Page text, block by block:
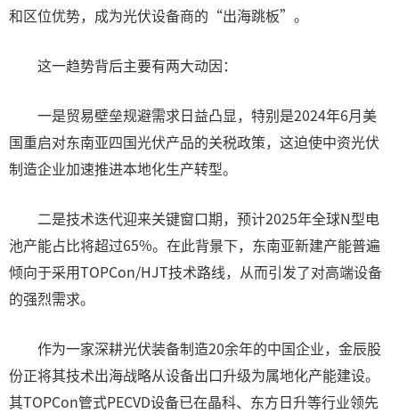
和区位优势，成为光伏设备商的“出海跳板”。
这一趋势背后主要有两大动因：
一是贸易壁垒规避需求日益凸显，特别是2024年6月美
国重启对东南亚四国光伏产品的关税政策，这迫使中资光伏
制造企业加速推进本地化生产转型。
二是技术迭代迎来关键窗口期，预计2025年全球N型电
池产能占比将超过65%。在此背景下，东南亚新建产能普遍
倾向于采用TOPCon/HJT技术路线，从而引发了对高端设备
的强烈需求。
作为一家深耕光伏装备制造20余年的中国企业，金辰股
份正将其技术出海战略从设备出口升级为属地化产能建设。
其TOPCon管式PECVD设备已在晶科、东方日升等行业领先